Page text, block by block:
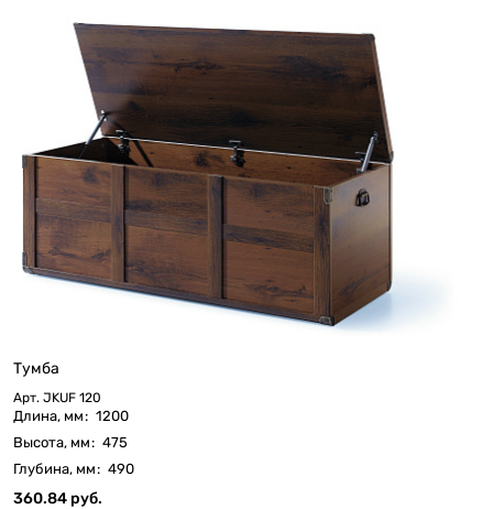
Тумба
Арт. JKUF 120
Длина, мм: 1200
Высота, мм: 475
Глубина, мм: 490
360.84 руб.